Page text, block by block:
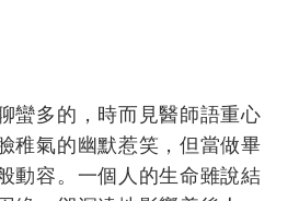
蠻多的，時而見醫師語重心
稚氣的幽默惹笑，但當做畢
動容。一個人的生命雖說結